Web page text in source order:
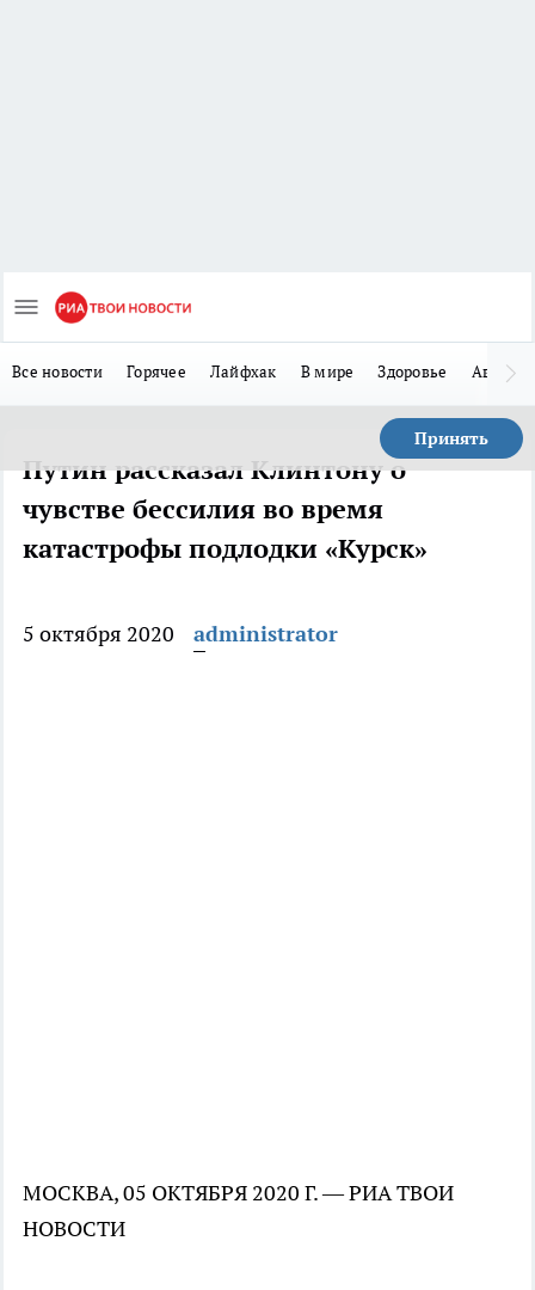
Все новости Горячее Лайфхак В мире Здоровье Авто
Принять
Путин рассказал Клинтону о
чувстве бессилия во время
катастрофы подлодки «Курск»
5 октября 2020 administrator
МОСКВА, 05 ОКТЯБРЯ 2020 Г. — РИА ТВОИ
НОВОСТИ